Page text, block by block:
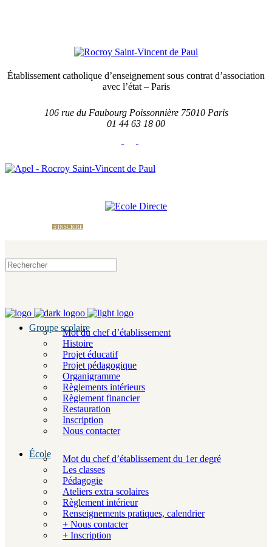
Établissement catholique d’enseignement sous contrat d’association
avec l’état – Paris
106 rue du Faubourg Poissonnière 75010 Paris
01 44 63 18 00
S'INSCRIRE
Groupe scolaireMot du chef d’établissement
Histoire
Projet éducatif
Projet pédagogique
Organigramme
Règlements intérieurs
Règlement financier
Restauration
Inscription
Nous contacter
École
Mot du chef d’établissement du 1er degré
Les classes
Pédagogie
Ateliers extra scolaires
Règlement intérieur
Renseignements pratiques, calendrier
+ Nous contacter
+ Inscription